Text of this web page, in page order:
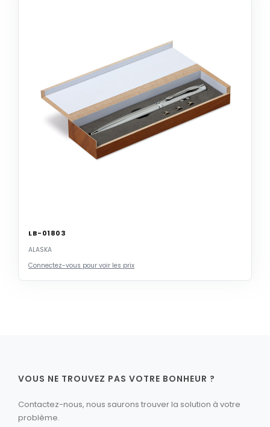
LB-01803
ALASKA
Connectez-vous pour voir les prix
VOUS NE TROUVEZ PAS VOTRE BONHEUR ?
Contactez-nous, nous saurons trouver la solution à votre
problème.